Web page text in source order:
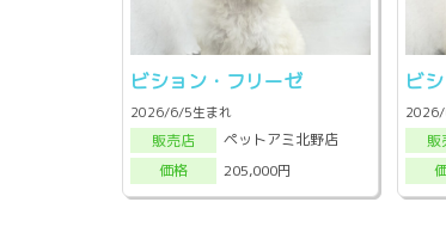
ビション・フリーゼ
2026/6/5生まれ
販売店
ペットアミ北野店
価格
205,000円
ビ
販